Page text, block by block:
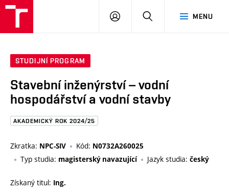
Brno
MENU
PŘIHLÁSIT
STUDIJNÍ PROGRAM
Stavební inženýrství – vodní
hospodářství a vodní stavby
AKADEMICKÝ ROK 2024/25
Zkratka: NPC-SIV Kód: N0732A260025
Typ studia: magisterský navazující Jazyk studia: český
Získaný titul: Ing.